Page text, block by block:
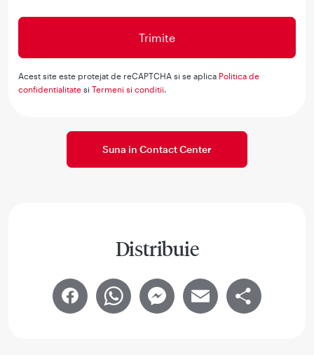
Acest site este protejat de reCAPTCHA si se aplica Politica de
confidentialitate siTermeni si conditii
Suna in Contact Center
Distribuie